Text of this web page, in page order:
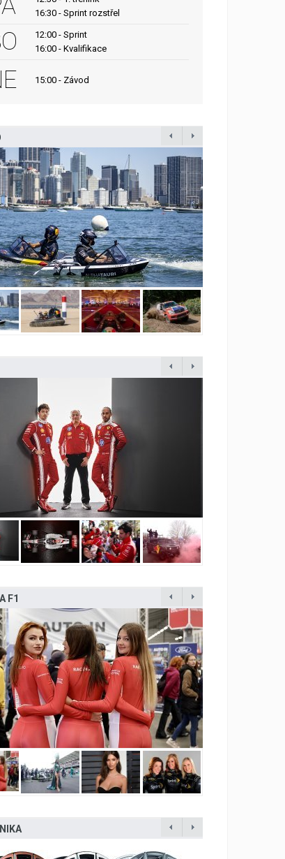
16:30 - Sprint rozstřel
12:00 - Sprint
16:00 - Kvalifikace
15:00 - Závod
F1